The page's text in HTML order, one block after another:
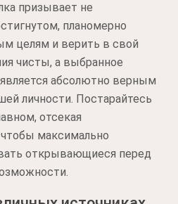
призывает не
планомерно
целям и верить в свой
чисты, а выбранное
абсолютно верным
личности. Постарайтесь
отсекая
максимально
открывающиеся перед